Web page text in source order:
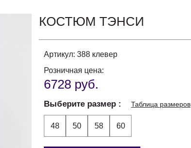
КОСТЮМ ТЭНСИ
Артикул: 388 клевер
Розничная цена:
6728 руб.
Выберите размер Таблица размеров
48 50 58 60